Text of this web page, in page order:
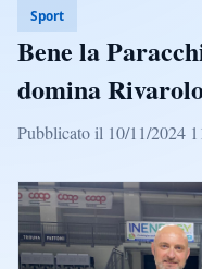
Sport
Bene la
domina
Pubblicato il 10/11/2024